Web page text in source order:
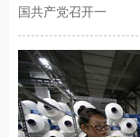
国共产党召开一